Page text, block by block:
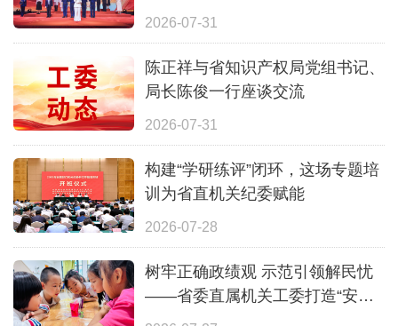
2026-07-31
陈正祥与省知识产权局党组书记、
局长陈俊一行座谈交流
2026-07-31
构建“学研练评”闭环，这场专题培
训为省直机关纪委赋能
2026-07-28
树牢正确政绩观 示范引领解民忧
——省委直属机关工委打造“安心
一夏”全覆盖暑期照护体系